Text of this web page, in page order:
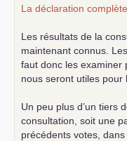
La déclaration complète
Les résultats de la
maintenant connus.
faut donc les examiner
nous seront utiles pour
Un peu plus d’un tiers
consultation, soit une
précédents votes,